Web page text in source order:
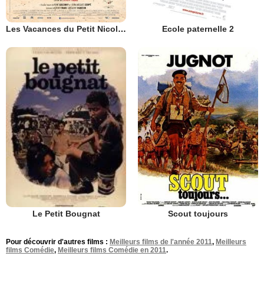
Les Vacances du Petit Nicolas Ecole paternelle 2
Le Petit Bougnat Scout toujours
Pour découvrir d'autres films : Meilleurs films de l'année 2011, Meilleurs
films Comédie, Meilleurs films Comédie en 2011.